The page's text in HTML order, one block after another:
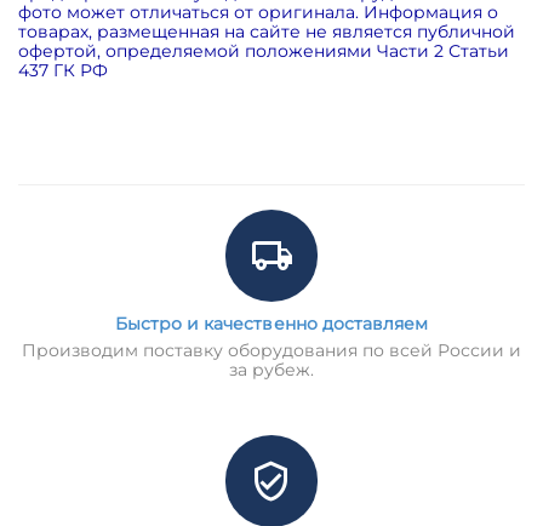
фото может отличаться от оригинала. Информация о
товарах, размещенная на сайте не является публичной
офертой, определяемой положениями Части 2 Статьи
437 ГК РФ
Быстро и качественно доставляем
Производим поставку оборудования по всей России и
за рубеж.